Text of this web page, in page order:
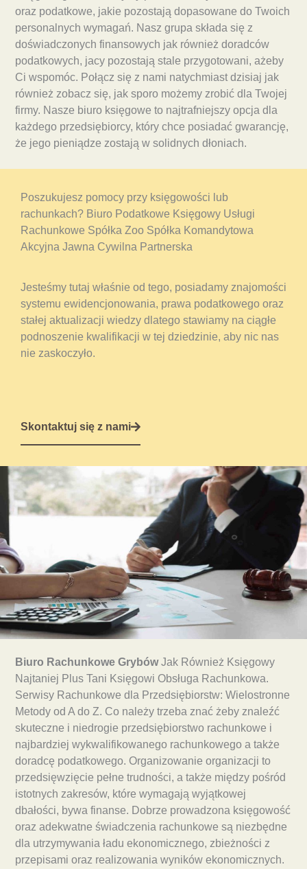
oraz podatkowe, jakie pozostają dopasowane do Twoich
personalnych wymagań. Nasz grupa składa się z
doświadczonych finansowych jak również doradców
podatkowych, jacy pozostają stale przygotowani, ażeby
Ci wspomóc. Połącz się z nami natychmiast dzisiaj jak
również zobacz się, jak sporo możemy zrobić dla Twojej
firmy. Nasze biuro księgowe to najtrafniejszy opcja dla
każdego przedsiębiorcy, który chce posiadać gwarancję,
że jego pieniądze zostają w solidnych dłoniach.
Poszukujesz pomocy przy księgowości lub
rachunkach? Biuro Podatkowe Księgowy Usługi
Rachunkowe Spółka Zoo Spółka Komandytowa
Akcyjna Jawna Cywilna Partnerska
Jesteśmy tutaj właśnie od tego, posiadamy znajomości
systemu ewidencjonowania, prawa podatkowego oraz
stałej aktualizacji wiedzy dlatego stawiamy na ciągłe
podnoszenie kwalifikacji w tej dziedzinie, aby nic nas
nie zaskoczyło.
Skontaktuj się z nami
Biuro Rachunkowe GrybówJak Również Księgowy
Najtaniej Plus Tani Księgowi Obsługa Rachunkowa.
Serwisy Rachunkowe dla Przedsiębiorstw: Wielostronne
Metody od A do Z. Co należy trzeba znać żeby znaleźć
skuteczne i niedrogie przedsiębiorstwo rachunkowe i
najbardziej wykwalifikowanego rachunkowego a także
doradcę podatkowego. Organizowanie organizacji to
przedsięwzięcie pełne trudności, a także między pośród
istotnych zakresów, które wymagają wyjątkowej
dbałości, bywa finanse. Dobrze prowadzona księgowość
oraz adekwatne świadczenia rachunkowe są niezbędne
dla utrzymywania ładu ekonomicznego, zbieżności z
przepisami oraz realizowania wyników ekonomicznych.